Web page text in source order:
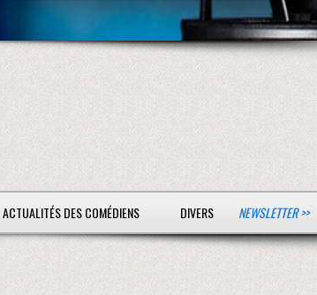
ACTUALITÉS DES COMÉDIENS DIVERS NEWSLETTER >>